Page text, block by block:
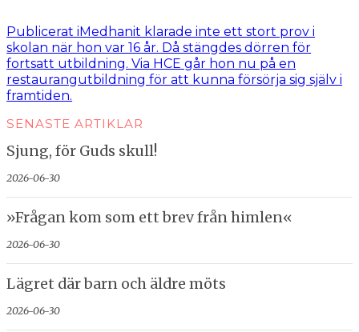
Inläggsnavigering
Publicerat iMedhanit klarade inte ett stort prov i
skolan när hon var 16 år. Då stängdes dörren för
fortsatt utbildning. Via HCE går hon nu på en
restaurangutbildning för att kunna försörja sig själv i
framtiden.
SENASTE ARTIKLAR
Sjung, för Guds skull!
2026-06-30
»Frågan kom som ett brev från himlen«
2026-06-30
Lägret där barn och äldre möts
2026-06-30